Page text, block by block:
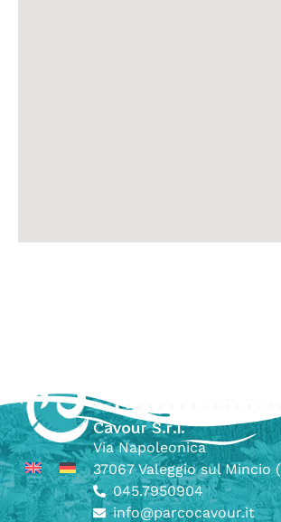
Cavour S.r.l.
Via Napoleonica
37067 Valeggio sul Mincio
045.7950904
info@parcocavour.it